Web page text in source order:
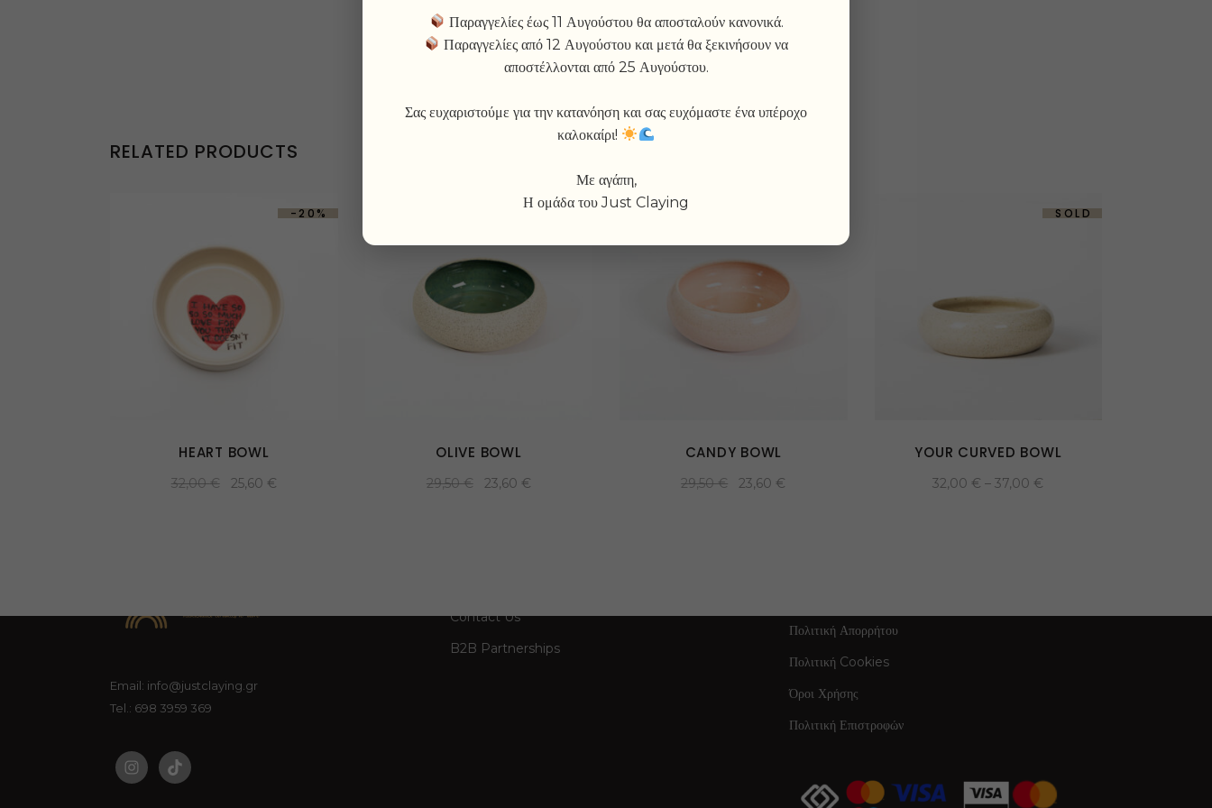
ADD TO WISHLIST
RELATED PRODUCTS
-20%
HEART BOWL
32,00€ 25,60 €
-20%
OLIVE BOWL
29,50€ 23,60 €
CANDY BOWL
29,50€ 23,60 €
SOLD
YOUR CURVED BOWL
32,00 € – 37,00 €
Email: info@justclaying.gr
Tel.: 698 3959 369
Contact Us
B2B Partnerships
Πολιτική Απορρήτου
Πολιτική Cookies
Όροι Χρήσης
Πολιτική Επιστροφών
Παραγγελίες έως 11 Αυγούστου θα αποσταλούν κανονικά.
Παραγγελίες από 12 Αυγούστου και μετά θα ξεκινήσουν να
αποστέλλονται από 25 Αυγούστου.
Σας ευχαριστούμε για την κατανόηση και σας ευχόμαστε ένα υπέροχο
καλοκαίρι!
Με αγάπη,
Η ομάδα του Just Claying